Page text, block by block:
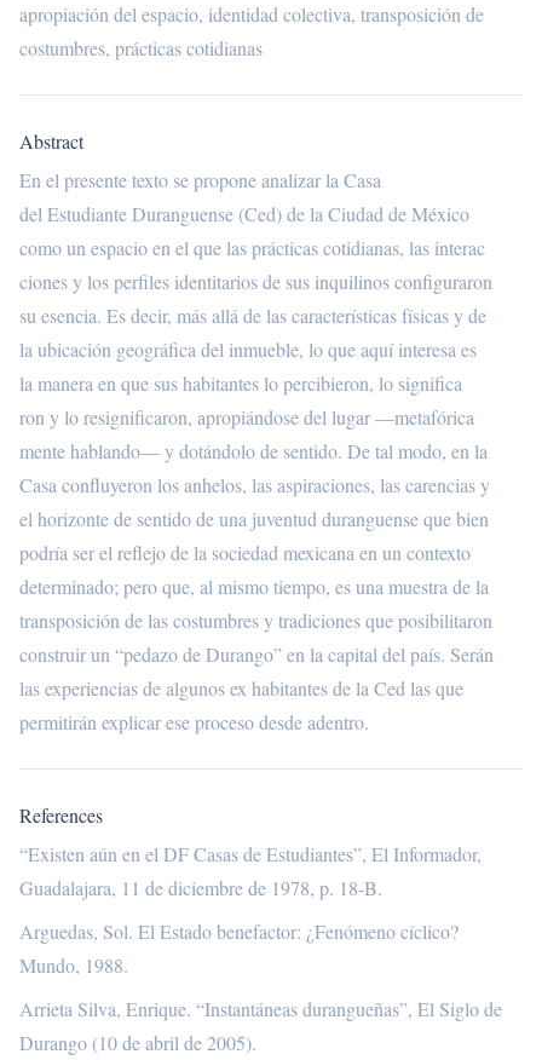
apropiación del espacio, identidad colectiva, transposición de
costumbres, prácticas cotidianas
Abstract
En el presente texto se propone analizar la Casa
del Estudiante Duranguense (Ced) de la Ciudad de México
como un espacio en el que las prácticas cotidianas, las interac
ciones y los perfiles identitarios de sus inquilinos configuraron
su esencia. Es decir, más allá de las características físicas y de
la ubicación geográfica del inmueble, lo que aquí interesa es
la manera en que sus habitantes lo percibieron, lo significa
ron y lo resignificaron, apropiándose del lugar —metafórica
mente hablando— y dotándolo de sentido. De tal modo, en la
Casa confluyeron los anhelos, las aspiraciones, las carencias y
el horizonte de sentido de una juventud duranguense que bien
podría ser el reflejo de la sociedad mexicana en un contexto
determinado; pero que, al mismo tiempo, es una muestra de la
transposición de las costumbres y tradiciones que posibilitaron
construir un “pedazo de Durango” en la capital del país. Serán
las experiencias de algunos ex habitantes de la Ced las que
permitirán explicar ese proceso desde adentro.
References
“Existen aún en el DF Casas de Estudiantes”, El Informador,
Guadalajara, 11 de diciembre de 1978, p. 18-B.
Arguedas, Sol. El Estado benefactor: ¿Fenómeno cíclico?
Mundo, 1988.
Arrieta Silva, Enrique. “Instantáneas durangueñas”, El Siglo de
Durango (10 de abril de 2005).